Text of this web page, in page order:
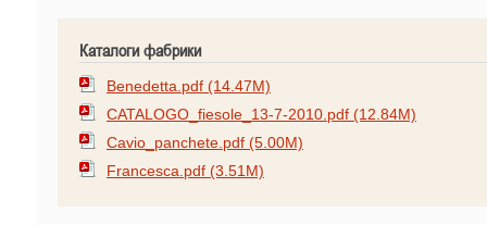
Каталоги фабрики
Benedetta.pdf (14.47M)
CATALOGO_fiesole_13-7-2010.pdf (12.84M)
Cavio_panchete.pdf (5.00M)
Francesca.pdf (3.51M)